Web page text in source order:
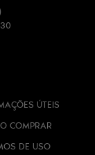
ÚTEIS
COMPRAR
DE USO